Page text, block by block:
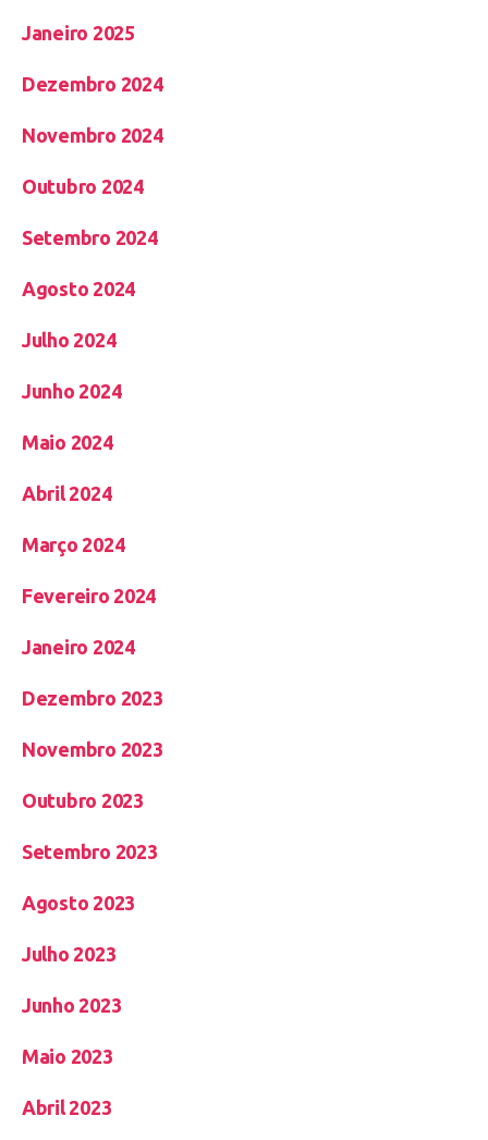
Janeiro 2025
Dezembro 2024
Novembro 2024
Outubro 2024
Setembro 2024
Agosto 2024
Julho 2024
Junho 2024
Maio 2024
Abril 2024
Março 2024
Fevereiro 2024
Janeiro 2024
Dezembro 2023
Novembro 2023
Outubro 2023
Setembro 2023
Agosto 2023
Julho 2023
Junho 2023
Maio 2023
Abril 2023